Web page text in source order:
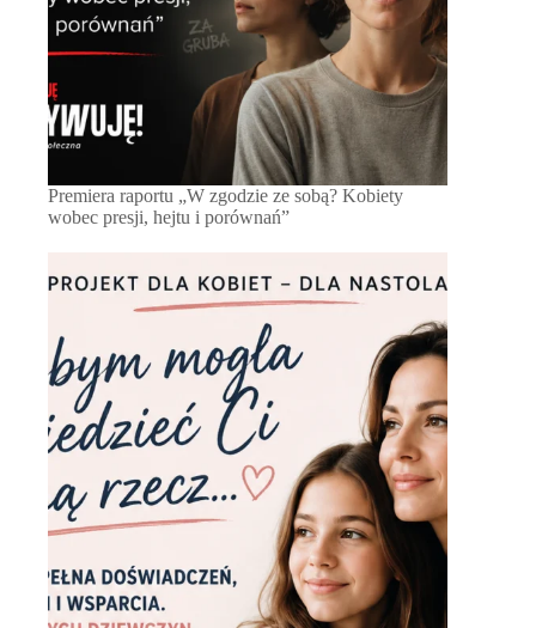
Premiera raportu „W zgodzie ze sobą? Kobiety
wobec presji, hejtu i porównań”